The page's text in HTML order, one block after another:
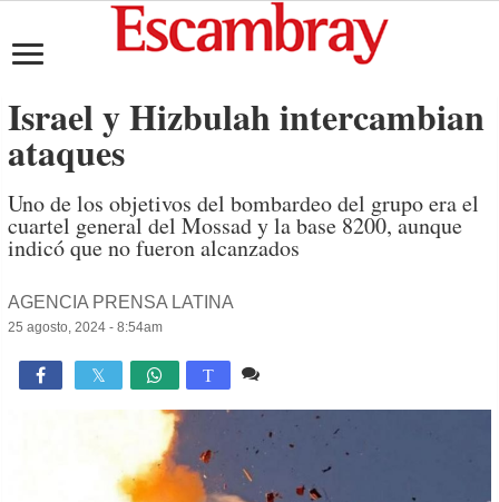
Israel y Hizbulah intercambian
ataques
Uno de los objetivos del bombardeo del grupo era el
cuartel general del Mossad y la base 8200, aunque
indicó que no fueron alcanzados
AGENCIA PRENSA LATINA
25 agosto, 2024 - 8:54am
 T